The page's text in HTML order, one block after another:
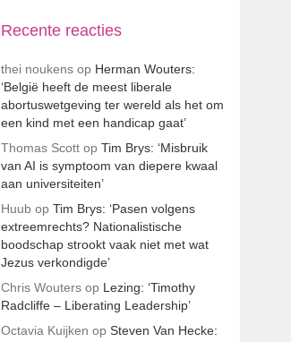
Recente reacties
thei noukensop Herman Wouters:
‘België heeft de meest liberale
abortuswetgeving ter wereld als het om
een kind met een handicap gaat’
Thomas Scottop Tim Brys: ‘Misbruik
van AI is symptoom van diepere kwaal
aan universiteiten’
Huubop Tim Brys: ‘Pasen volgens
extreemrechts? Nationalistische
boodschap strookt vaak niet met wat
Jezus verkondigde’
Chris Woutersop Lezing: ‘Timothy
Radcliffe – Liberating Leadership’
Octavia Kuijken op Steven Van Hecke: